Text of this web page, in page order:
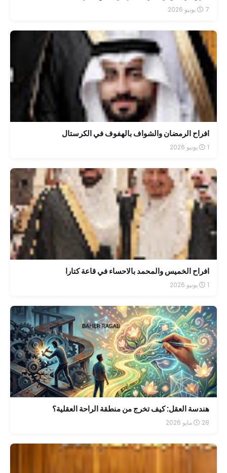
7 يونيو 2026
افراح الرمضان والشواف بالهفوف في الكرستال
1 يونيو 2026
افراح الخميس والمحمد بالاحساء في قاعة كتارا
1 يونيو 2026
هندسة العقل: كيف تخرج من منطقة الراحة العقلية؟
28 مايو 2026